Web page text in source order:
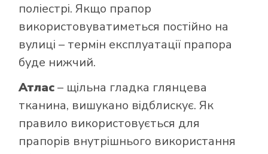
поліестрі. Якщо прапор
використовуватиметься постійно на
вулиці – термін експлуатації прапора
буде нижчий.
Атлас– щільна гладка глянцева
тканина, вишукано відблискує. Як
правило використовується для
прапорів внутрішнього використання